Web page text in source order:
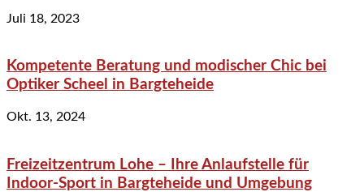
Juli 18, 2023
Kompetente Beratung und modischer Chic bei
Optiker Scheel in Bargteheide
Okt. 13, 2024
Freizeitzentrum Lohe – Ihre Anlaufstelle für
Indoor-Sport in Bargteheide und Umgebung